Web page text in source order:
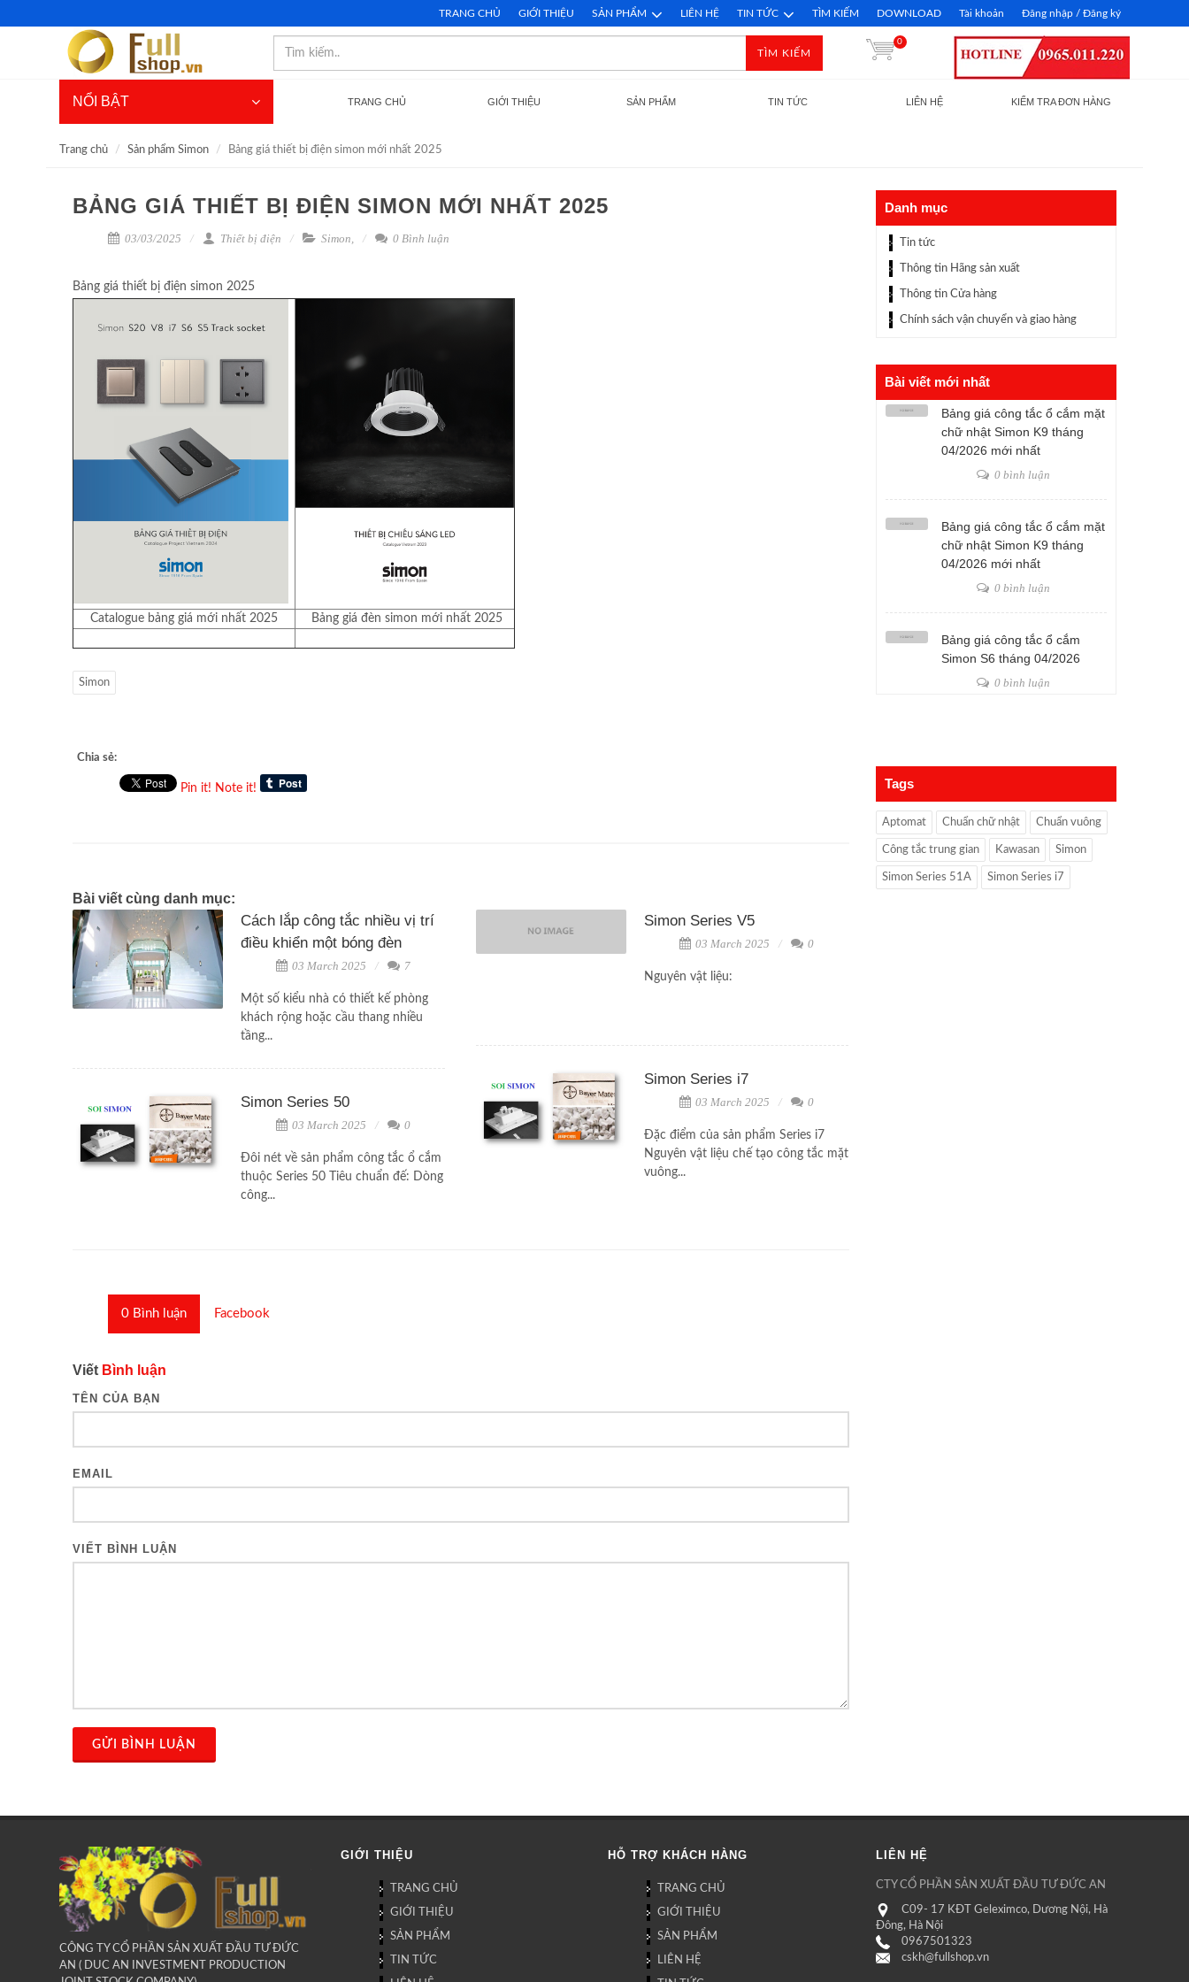
TRANG CHỦ GIỚI THIỆU SẢN PHẨM LIÊN HỆ TIN TỨC TÌM KIẾM DOWNLOAD Tài khoản Đăng nhập / Đăng ký
TÌM KIẾM
0
NỔI BẬT TRANG CHỦ GIỚI THIỆU SẢN PHẨM TIN TỨC LIÊN HỆ KIỂM TRA ĐƠN HÀNG
Trang chủ Sản phẩm Simon Bảng giá thiết bị điện simon mới nhất 2025
BẢNG GIÁ THIẾT BỊ ĐIỆN SIMON MỚI NHẤT 2025
03/03/2025 Thiết bị điện Simon, 0 Bình luận
Bảng giá thiết bị điện simon 2025
Catalogue bảng giá mới nhất 2025 Bảng giá đèn simon mới nhất 2025
Simon
Chia sẻ:
Pin it! Note it!
Bài viết cùng danh mục:
Cách lắp công tắc nhiều vị trí
điều khiển một bóng đèn
03 March 2025 7
Một số kiểu nhà có thiết kế phòng
khách rộng hoặc cầu thang nhiều
tầng...
Simon Series 50
03 March 2025 0
Đôi nét về sản phẩm công tắc ổ cắm
thuộc Series 50 Tiêu chuẩn đế: Dòng
công...
Simon Series V5
03 March 2025 0
Nguyên vật liệu:
Simon Series i7
03 March 2025 0
Đặc điểm của sản phẩm Series i7
Nguyên vật liệu chế tạo công tắc mặt
vuông...
0 Bình luận Facebook
Viết Bình luận
TÊN CỦA BẠN
EMAIL
VIẾT BÌNH LUẬN
GỬI BÌNH LUẬN
Danh mục
Tin tức
Thông tin Hãng sản xuất
Thông tin Cửa hàng
Chính sách vận chuyển và giao hàng
Bài viết mới nhất
Bảng giá công tắc ổ cắm mặt
chữ nhật Simon K9 tháng
04/2026 mới nhất
0 bình luận
Bảng giá công tắc ổ cắm mặt
chữ nhật Simon K9 tháng
04/2026 mới nhất
0 bình luận
Bảng giá công tắc ổ cắm
Simon S6 tháng 04/2026
0 bình luận
Tags
Aptomat Chuẩn chữ nhật Chuẩn vuông
Công tắc trung gian Kawasan Simon
Simon Series 51A Simon Series i7
CÔNG TY CỔ PHẦN SẢN XUẤT ĐẦU TƯ ĐỨC
AN ( DUC AN INVESTMENT PRODUCTION
GIỚI THIỆU
TRANG CHỦ
GIỚI THIỆU
SẢN PHẨM
TIN TỨC
HỖ TRỢ KHÁCH HÀNG
TRANG CHỦ
GIỚI THIỆU
SẢN PHẨM
LIÊN HỆ
LIÊN HỆ
CTY CỔ PHẦN SẢN XUẤT ĐẦU TƯ ĐỨC AN
C09- 17 KĐT Geleximco, Dương Nội, Hà
Đông, Hà Nội
0967501323
cskh@fullshop.vn